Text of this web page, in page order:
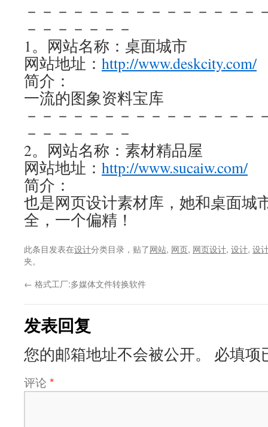
－－－－－－－－－－－－－－－
－－－－－－－
1。网站名称：桌面城市
网站地址： http://www.deskcity.com/
简介：
一流的图象资料宝库
－－－－－－－－－－－－－－－
－－－－－－－
2。网站名称：素材精品屋
网站地址： http://www.sucaiw.com/
简介：
也是网页设计素材库，她和桌面城
全，一个偏精！
此条目发表在设计分类目录，贴了网站, 网页, 网页设计, 设计, 设
夹。
← 格式工厂:多媒体文件转换软件
发表回复
您的邮箱地址不会被公开。 必填项
评论 *